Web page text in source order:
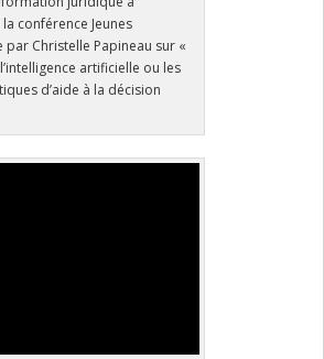
conférence Jeunes
par Christelle Papineau sur «
artificielle ou les
d’aide à la décision